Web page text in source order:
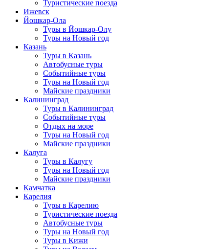
Туристические поезда
Ижевск
Йошкар-Ола
Туры в Йошкар-Олу
Туры на Новый год
Казань
Туры в Казань
Автобусные туры
Событийные туры
Туры на Новый год
Майские праздники
Калининград
Туры в Калининград
Событийные туры
Отдых на море
Туры на Новый год
Майские праздники
Калуга
Туры в Калугу
Туры на Новый год
Майские праздники
Камчатка
Карелия
Туры в Карелию
Туристические поезда
Автобусные туры
Туры на Новый год
Туры в Кижи